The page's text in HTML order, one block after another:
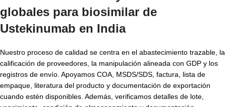
globales para biosimilar de
Ustekinumab en India
Nuestro proceso de calidad se centra en el abastecimiento trazable, la
calificación de proveedores, la manipulación alineada con GDP y los
registros de envío. Apoyamos COA, MSDS/SDS, factura, lista de
empaque, literatura del producto y documentación de exportación
cuando estén disponibles. Además, verificamos detalles de lote,